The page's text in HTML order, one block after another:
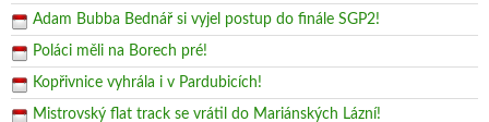
Adam Bubba Bednář si vyjel postup do finále SGP2!
Poláci měli na Borech pré!
Kopřivnice vyhrála i v Pardubicích!
Mistrovský flat track se vrátil do Mariánských Lázní!